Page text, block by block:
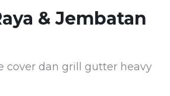
& Jembatan
cover dan grill gutter heavy